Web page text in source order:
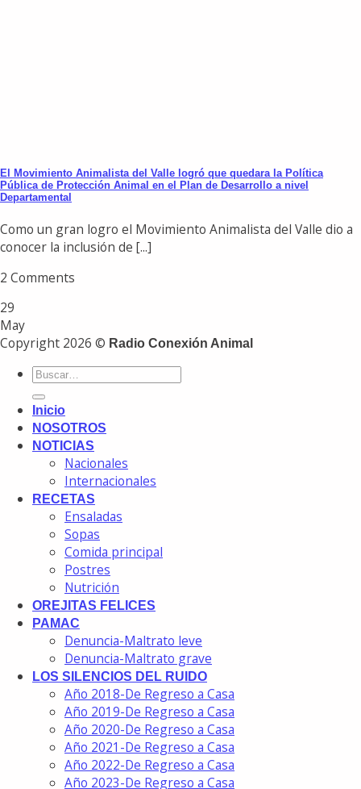
El Movimiento Animalista del Valle logró que quedara la Política
Pública de Protección Animal en el Plan de Desarrollo a nivel
Departamental
Como un gran logro el Movimiento Animalista del Valle dio a
conocer la inclusión de [...]
2 Comments
29
May
Copyright 2026 © Radio Conexión Animal
Inicio
NOSOTROS
NOTICIAS
Nacionales
Internacionales
RECETAS
Ensaladas
Sopas
Comida principal
Postres
Nutrición
OREJITAS FELICES
PAMAC
Denuncia-Maltrato leve
Denuncia-Maltrato grave
LOS SILENCIOS DEL RUIDO
Año 2018-De Regreso a Casa
Año 2019-De Regreso a Casa
Año 2020-De Regreso a Casa
Año 2021-De Regreso a Casa
Año 2022-De Regreso a Casa
Año 2023-De Regreso a Casa